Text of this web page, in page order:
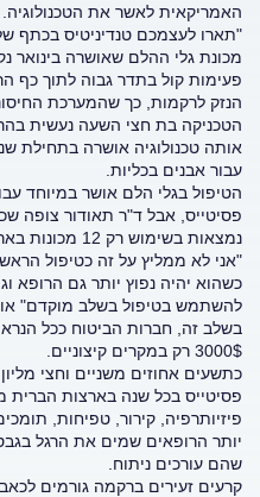
האמריקאית לאשר את הטכנולוגיה.
"תארו לעצמכם טנדיניטיס בכתף
מכונת גלי ההלם שאושרה
פעימות קול בתדר גבוה לתוך כף
הנזק לרקמות, כך שהמערכת
הטכניקה בת חצי השעה נעשית
אותה טכנולוגיה אושרה בתחילת
עבור אבנים בכליות.
הטיפול בגלי הלם אושר במיוחד
פסיטייס, אבל ד"ר תאודור צופה
נמצאות בשימוש רק 12 מכונות בארצות הברית) הטיפול יהיה נפוץ יותר.
"אני לא ממליץ על זה כטיפול
כשהוא יהיה נפוץ יותר גם הרופא
להשתמש בטיפול בשלב מוקדם"
בשלב זה, חברות הביטוח ככל
3000$ רק במקרים קיצוניים.
כתשעים אחוזים משניים וחצי
פסיטייס בכל שנה בארצות הברית
פיזיותרפיה, קירור, טפיחות,
יותר הרופאים שמים את הרגל
שהם עורכים ניתוח.
קרעים זעירים ברקמה גורמים